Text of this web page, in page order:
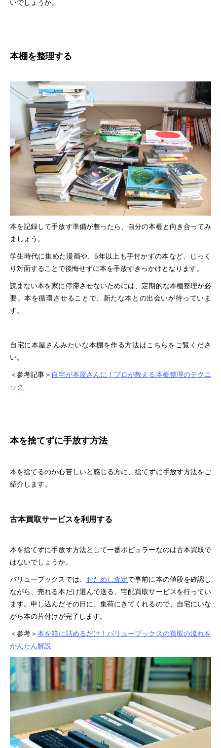
いでしょうか。
本棚を整理する
本を記録して手放す準備が整ったら、自分の本棚と向き合ってみ
ましょう。
学生時代に集めた漫画や、5年以上も手付かずの本など、じっく
り対面することで後悔せずに本を手放すきっかけとなります。
読まない本を家に停滞させないためには、定期的な本棚整理が必
要。本を循環させることで、新たな本との出会いが待っていま
す。
自宅に本屋さんみたいな本棚を作る方法はこちらをご覧くださ
い。
＜参考記事＞ 自宅が本屋さんに！プロが教える本棚整理のテクニ
ック
本を捨てずに手放す方法
本を捨てるのが心苦しいと感じる方に、捨てずに手放す方法をご
紹介します。
古本買取サービスを利用する
本を捨てずに手放す方法として一番ポピュラーなのは古本買取で
はないでしょうか。
バリューブックスでは、 おためし査定で事前に本の値段を確認し
ながら、売れる本だけ選んで送る、宅配買取サービスを行ってい
ます。申し込んだその日に、集荷にきてくれるので、自宅にいな
がら本の片付けが完了します。
＜参考＞本を箱に詰めるだけ！バリューブックスの買取の流れを
かんたん解説